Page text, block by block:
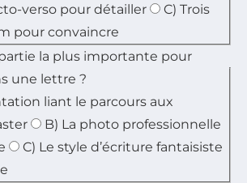
verso pour détailler
C) Trois
pour convaincre
la plus importante pour
une lettre ?
liant le parcours aux
B) La photo professionnelle
C) Le style d’écriture fantaisiste